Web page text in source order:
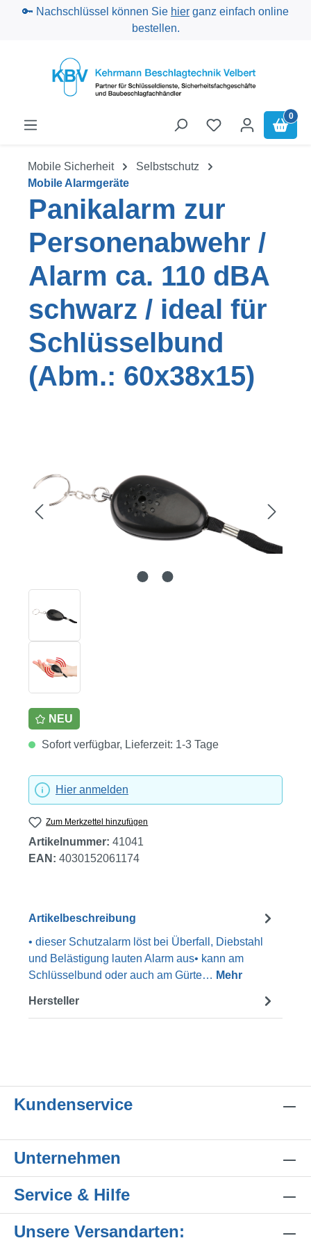
Zum Hauptinhalt springen
🔑 Nachschlüssel können Sie hier ganz einfach online
bestellen.
0
Mobile Sicherheit
Selbstschutz
Mobile Alarmgeräte
Panikalarm zur
Personenabwehr /
Alarm ca. 110 dBA
schwarz / ideal für
Schlüsselbund
(Abm.: 60x38x15)
NEU
Sofort verfügbar, Lieferzeit: 1-3 Tage
Hier anmelden
Zum Merkzettel hinzufügen
Artikelnummer: 41041
EAN: 4030152061174
Artikelbeschreibung
• dieser Schutzalarm löst bei Überfall, Diebstahl
und Belästigung lauten Alarm aus• kann am
Schlüsselbund oder auch am Gürte… Mehr
Hersteller
Kundenservice
Unternehmen
Service & Hilfe
Unsere Versandarten: